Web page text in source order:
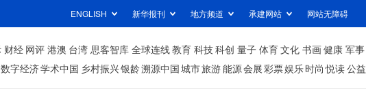
ENGLISH 新华报刊 地方频道 承建网站 网站无障碍
财经 网评 港澳 台湾 思客智库 全球连线教育 科技科创 量子 体育文化 书画健康 军事
数字经济学术中国 乡村振兴银龄溯源中国城市旅游能源会展彩票娱乐时尚 悦读公益